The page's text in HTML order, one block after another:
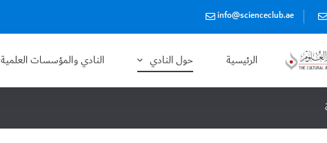
info@scienceclub.ae
الرئيسية حول النادي النادي والمؤسسات العلمية